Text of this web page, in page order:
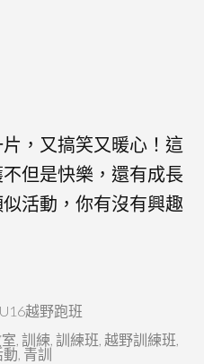
，又搞笑又暖心！這
但是快樂，還有成長
活動，你有沒有興趣
越野跑班
, 訓練, 訓練班, 越野訓練班,
動, 青訓